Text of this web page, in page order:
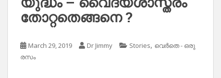
തോറ്റതെങ്ങനെ ?
March 29, 2019 Dr Jimmy Stories, വെർതെ - ഒരു
രസം